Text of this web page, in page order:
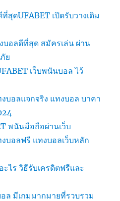
สุดUFABET เปิดรับวางเดิม
บอลดีที่สุด สมัครเล่น ผ่าน
ย
เว็บพนันบอล ไว้
บอลแจกจริง แทงบอล บาคา
พนันมือถือผ่านเว็บ
บอลฟรี แทงบอลเว็บหลัก
ไร วิธีรับเครดิตฟรีและ
ล มีเกมมากมายที่รวบรวม